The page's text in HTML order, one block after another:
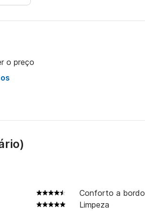
o preço
)
Conforto a bordo
Limpeza